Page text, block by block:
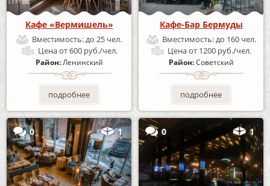
Кафе «Вермишель»
Вместимость:до 25 чел.
Ценаот 600 руб./чел.
Район:Ленинский
подробнее
Кафе-Бар Бермуды
Вместимость:до 160 чел.
Ценаот 1200 руб./чел.
Район:Советский
подробнее
0 1 0 1